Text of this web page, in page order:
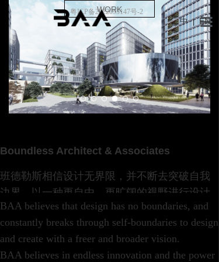
WORK
粤ICP备2022095147号-2
BAA
关于我们
项目
加入我们
English
中 | EN
Boundless Architect & Associates
班德勒斯相信设计无界限，并不断去突破自我
边界，以一种更自由，更旷阔的视野进行设计
创造。
班德勒斯相信创新无止境，相信创新的力量，
可以给世界带来更多的惊喜。
BAA believes that design has no boundaries, and
constantly breaks through self-boundaries to design
and create with a freer and broader vision.
BAA believes in endless innovation and the power